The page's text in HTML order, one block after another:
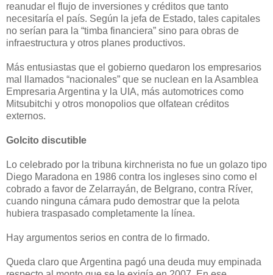
reanudar el flujo de inversiones y créditos que tanto
necesitaría el país. Según la jefa de Estado, tales capitales
no serían para la “timba financiera” sino para obras de
infraestructura y otros planes productivos.
Más entusiastas que el gobierno quedaron los empresarios
mal llamados “nacionales” que se nuclean en la Asamblea
Empresaria Argentina y la UIA, más automotrices como
Mitsubitchi y otros monopolios que olfatean créditos
externos.
Golcito discutible
Lo celebrado por la tribuna kirchnerista no fue un golazo tipo
Diego Maradona en 1986 contra los ingleses sino como el
cobrado a favor de Zelarrayán, de Belgrano, contra Ríver,
cuando ninguna cámara pudo demostrar que la pelota
hubiera traspasado completamente la línea.
Hay argumentos serios en contra de lo firmado.
Queda claro que Argentina pagó una deuda muy empinada